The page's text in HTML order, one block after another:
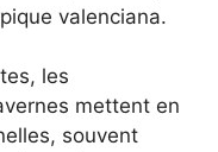
valenciana.
les
mettent en
souvent